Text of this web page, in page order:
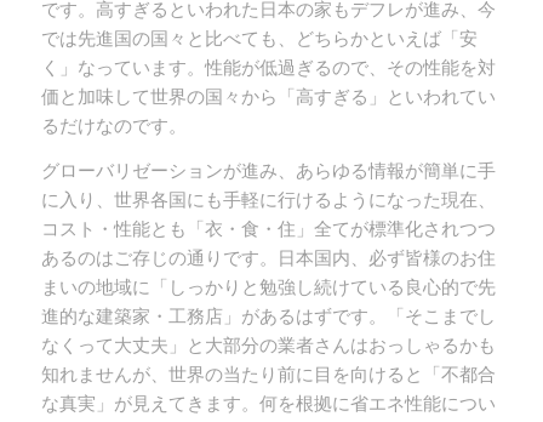
です。高すぎるといわれた日本の家もデフレが進み、今
では先進国の国々と比べても、どちらかといえば「安
く」なっています。性能が低過ぎるので、その性能を対
価と加味して世界の国々から「高すぎる」といわれてい
るだけなのです。
グローバリゼーションが進み、あらゆる情報が簡単に手
に入り、世界各国にも手軽に行けるようになった現在、
コスト・性能とも「衣・食・住」全てが標準化されつつ
あるのはご存じの通りです。日本国内、必ず皆様のお住
まいの地域に「しっかりと勉強し続けている良心的で先
進的な建築家・工務店」があるはずです。「そこまでし
なくって大丈夫」と大部分の業者さんはおっしゃるかも
知れませんが、世界の当たり前に目を向けると「不都合
な真実」が見えてきます。何を根拠に省エネ性能につい